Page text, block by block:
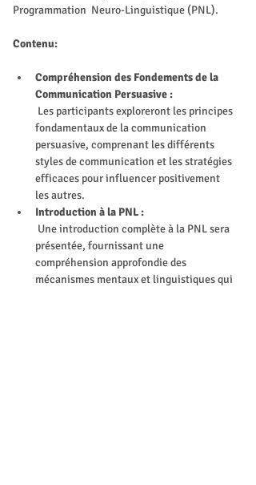
Programmation  Neuro-Linguistique (PNL).
Contenu:
Compréhension des Fondements de la
Communication Persuasive :
fondamentaux de la communication
persuasive, comprenant les différents
styles de communication et les stratégies
efficaces pour influencer positivement
les autres.
Introduction à la PNL :
présentée, fournissant une
compréhension approfondie des
mécanismes mentaux et linguistiques qui